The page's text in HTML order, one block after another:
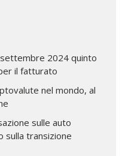
2024 quinto
il fatturato
nel mondo, al
sulle auto
sulla transizione